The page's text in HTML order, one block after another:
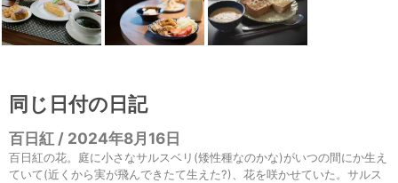
同じ日付の日記
百日紅 / 2024年8月16日
百日紅の花。庭に小さなサルスベリ(矮性種なのかな)がいつの間にか生え
ていて(近くから実が飛んできたて生えた?)、花を咲かせていた。サルス